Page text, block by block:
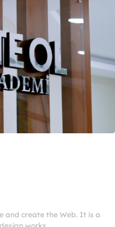
and create the Web. It is a